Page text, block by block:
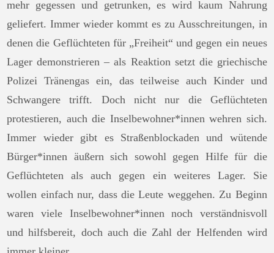
mehr gegessen und getrunken, es wird kaum Nahrung
geliefert. Immer wieder kommt es zu Ausschreitungen, in
denen die Geflüchteten für „Freiheit“ und gegen ein neues
Lager demonstrieren – als Reaktion setzt die griechische
Polizei Tränengas ein, das teilweise auch Kinder und
Schwangere trifft. Doch nicht nur die Geflüchteten
protestieren, auch die Inselbewohner*innen wehren sich.
Immer wieder gibt es Straßenblockaden und wütende
Bürger*innen äußern sich sowohl gegen Hilfe für die
Geflüchteten als auch gegen ein weiteres Lager. Sie
wollen einfach nur, dass die Leute weggehen. Zu Beginn
waren viele Inselbewohner*innen noch verständnisvoll
und hilfsbereit, doch auch die Zahl der Helfenden wird